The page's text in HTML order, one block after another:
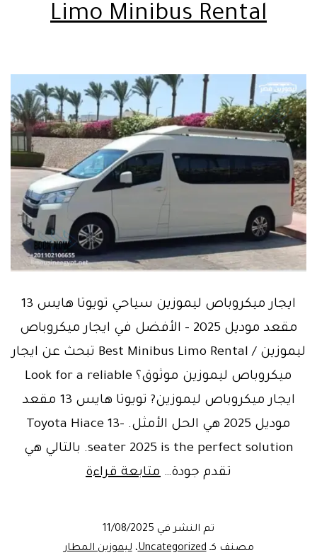
Limo Minibus Rental
ايجار ميكروباص ليموزين سياحي تويوتا هايس 13
مقعد موديل 2025 – الأفضل في ايجار ميكروباص
ليموزين / Best Minibus Limo Rental تبحث عن ايجار
ميكروباص ليموزين موثوق؟ Look for a reliable
ايجار ميكروباص ليموزين? تويوتا هايس 13 مقعد
موديل 2025 هي الحل الأمثل. Toyota Hiace 13-
seater 2025 is the perfect solution. بالتالي هي
تقدم جودة… متابعة قراءة
المطار
تم النشر في 11/08/2025
مصنف كـUncategorized،ليموزين المطار